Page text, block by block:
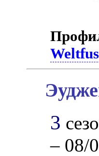
3
– 08/